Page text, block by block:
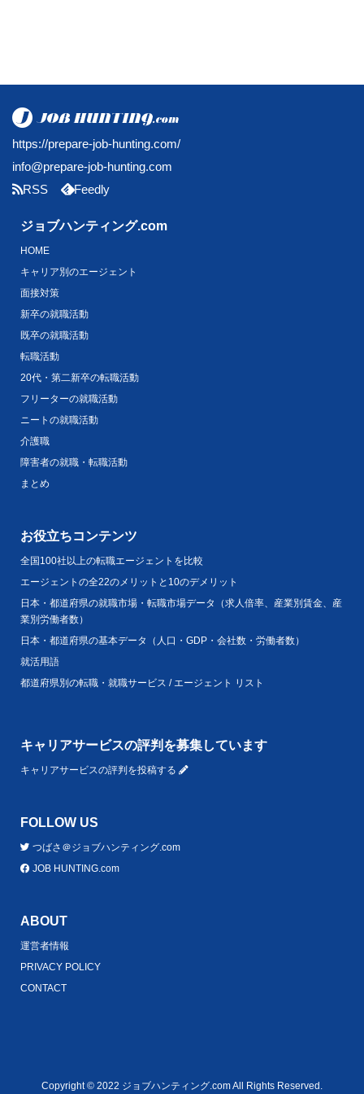
https://prepare-job-hunting.com/
info@prepare-job-hunting.com
RSS
Feedly
ジョブハンティング.com
HOME
キャリア別のエージェント
面接対策
新卒の就職活動
既卒の就職活動
転職活動
20代・第二新卒の転職活動
フリーターの就職活動
ニートの就職活動
介護職
障害者の就職・転職活動
まとめ
お役立ちコンテンツ
全国100社以上の転職エージェントを比較
エージェントの全22のメリットと10のデメリット
日本・都道府県の就職市場・転職市場データ（求人倍率、産業別賃金、産
業別労働者数）
日本・都道府県の基本データ（人口・GDP・会社数・労働者数）
就活用語
都道府県別の転職・就職サービス / エージェント リスト
キャリアサービスの評判を募集しています
キャリアサービスの評判を投稿する
FOLLOW US
つばさ＠ジョブハンティング.com
JOB HUNTING.com
ABOUT
運営者情報
PRIVACY POLICY
CONTACT
Copyright © 2022 ジョブハンティング.com All Rights Reserved.